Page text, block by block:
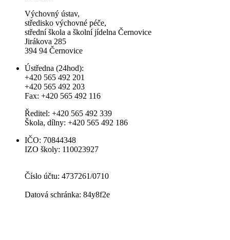
Výchovný ústav,
středisko výchovné péče,
střední škola a školní jídelna Černovice
Jirákova 285
394 94 Černovice
Ústředna (24hod):
+420 565 492 201
+420 565 492 203
Fax: +420 565 492 116
Ředitel: +420 565 492 339
Škola, dílny: +420 565 492 186
IČO: 70844348
IZO školy: 110023927
Číslo účtu: 4737261/0710
Datová schránka: 84y8f2e